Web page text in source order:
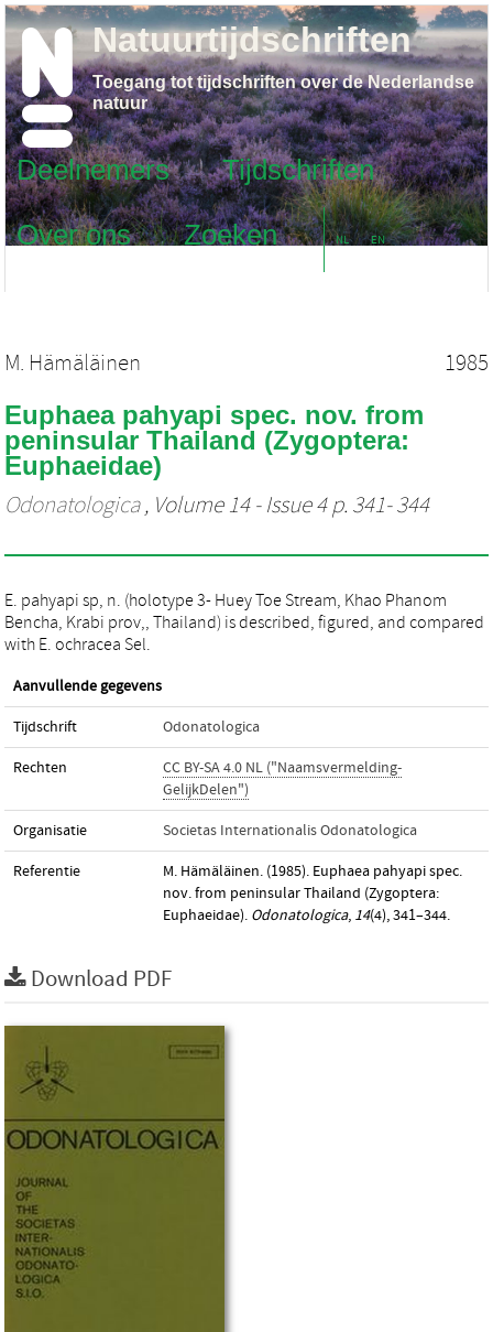
Deelnemers
Tijdschriften
Over ons
Zoeken NL EN
Natuurtijdschriften
Toegang tot tijdschriften over de Nederlandse
natuur
M. Hämäläinen 1985
Euphaea pahyapi spec. nov. from
peninsular Thailand (Zygoptera:
Euphaeidae)
Odonatologica, Volume 14 - Issue 4 p. 341- 344
E. pahyapi sp, n. (holotype 3- Huey Toe Stream, Khao Phanom
Bencha, Krabi prov,, Thailand) is described, figured, and compared
with E. ochracea Sel.
Aanvullende gegevens
Tijdschrift Odonatologica
Rechten
CC BY-SA 4.0 NL ("Naamsvermelding-
GelijkDelen")
Organisatie Societas Internationalis Odonatologica
Referentie
M. Hämäläinen. (1985). Euphaea pahyapi spec.
nov. from peninsular Thailand (Zygoptera:
Euphaeidae). Odonatologica, 14(4), 341–344.
Download PDF